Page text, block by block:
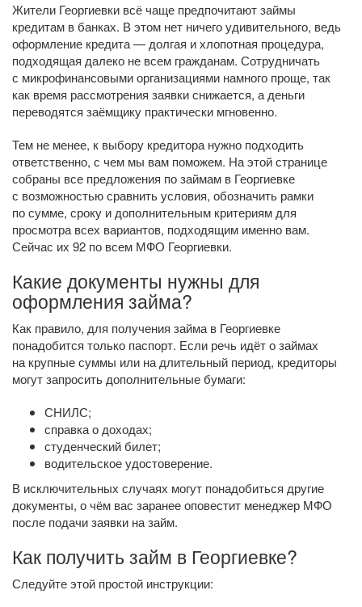
Жители Георгиевки всё чаще предпочитают займы
кредитам в банках. В этом нет ничего удивительного, ведь
оформление кредита — долгая и хлопотная процедура,
подходящая далеко не всем гражданам. Сотрудничать
с микрофинансовыми организациями намного проще, так
как время рассмотрения заявки снижается, а деньги
переводятся заёмщику практически мгновенно.
Тем не менее, к выбору кредитора нужно подходить
ответственно, с чем мы вам поможем. На этой странице
собраны все предложения по займам в Георгиевке
с возможностью сравнить условия, обозначить рамки
по сумме, сроку и дополнительным критериям для
просмотра всех вариантов, подходящим именно вам.
Сейчас их 92 по всем МФО Георгиевки.
Какие документы нужны для
оформления займа?
Как правило, для получения займа в Георгиевке
понадобится только паспорт. Если речь идёт о займах
на крупные суммы или на длительный период, кредиторы
могут запросить дополнительные бумаги:
СНИЛС;
справка о доходах;
студенческий билет;
водительское удостоверение.
В исключительных случаях могут понадобиться другие
документы, о чём вас заранее оповестит менеджер МФО
после подачи заявки на займ.
Как получить займ в Георгиевке?
Следуйте этой простой инструкции: